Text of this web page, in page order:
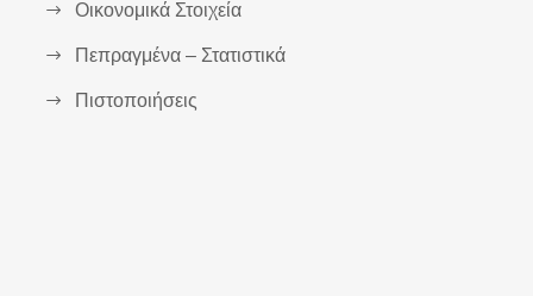
Οικονομικά Στοιχεία
Πεπραγμένα – Στατιστικά
Πιστοποιήσεις